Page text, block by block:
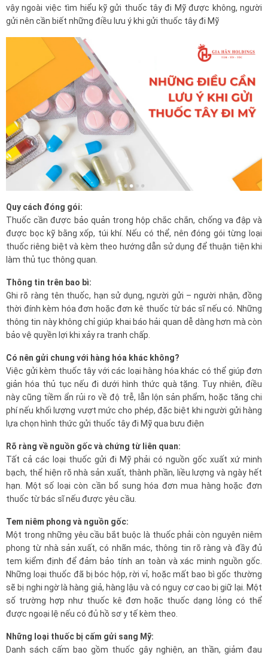
vậy ngoài việc tìm hiểu kỹ gửi thuốc tây đi Mỹ được không, người
gửi nên cần biết những điều lưu ý khi gửi thuốc tây đi Mỹ
Quy cách đóng gói:
Thuốc cần được bảo quản trong hộp chắc chắn, chống va đập và
được bọc kỹ bằng xốp, túi khí. Nếu có thể, nên đóng gói từng loại
thuốc riêng biệt và kèm theo hướng dẫn sử dụng để thuận tiện khi
làm thủ tục thông quan.
Thông tin trên bao bì:
Ghi rõ ràng tên thuốc, hạn sử dụng, người gửi – người nhận, đồng
thời đính kèm hóa đơn hoặc đơn kê thuốc từ bác sĩ nếu có. Những
thông tin này không chỉ giúp khai báo hải quan dễ dàng hơn mà còn
bảo vệ quyền lợi khi xảy ra tranh chấp.
Có nên gửi chung với hàng hóa khác không?
Việc gửi kèm thuốc tây với các loại hàng hóa khác có thể giúp đơn
giản hóa thủ tục nếu đi dưới hình thức quà tặng. Tuy nhiên, điều
này cũng tiềm ẩn rủi ro về độ trễ, lẫn lộn sản phẩm, hoặc tăng chi
phí nếu khối lượng vượt mức cho phép, đặc biệt khi người gửi hàng
lựa chọn hình thức gửi thuốc tây đi Mỹ qua bưu điện
Rõ ràng về nguồn gốc và chứng từ liên quan:
Tất cả các loại thuốc gửi đi Mỹ phải có nguồn gốc xuất xứ minh
bạch, thể hiện rõ nhà sản xuất, thành phần, liều lượng và ngày hết
hạn. Một số loại còn cần bổ sung hóa đơn mua hàng hoặc đơn
thuốc từ bác sĩ nếu được yêu cầu.
Tem niêm phong và nguồn gốc:
Một trong những yêu cầu bắt buộc là thuốc phải còn nguyên niêm
phong từ nhà sản xuất, có nhãn mác, thông tin rõ ràng và đầy đủ
tem kiểm định để đảm bảo tính an toàn và xác minh nguồn gốc.
Những loại thuốc đã bị bóc hộp, rời vỉ, hoặc mất bao bì gốc thường
sẽ bị nghi ngờ là hàng giả, hàng lậu và có nguy cơ cao bị giữ lại. Một
số trường hợp như thuốc kê đơn hoặc thuốc dạng lỏng có thể
được ngoại lệ nếu có đủ hồ sơ y tế kèm theo.
Những loại thuốc bị cấm gửi sang Mỹ:
Danh sách cấm bao gồm thuốc gây nghiện, an thần, giảm đau